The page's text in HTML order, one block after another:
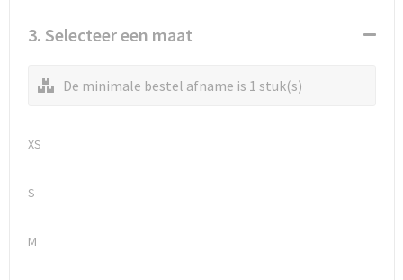
3. Selecteer een maat
De minimale bestel afname is 1 stuk(s)
XS
S
M